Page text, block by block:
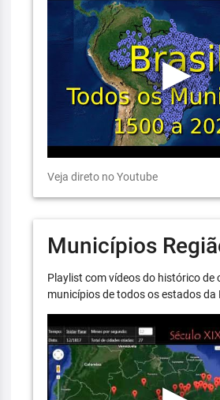
Veja direto no Youtube
Municípios
Playlist com vídeos do histórico de
municípios de todos os estados da